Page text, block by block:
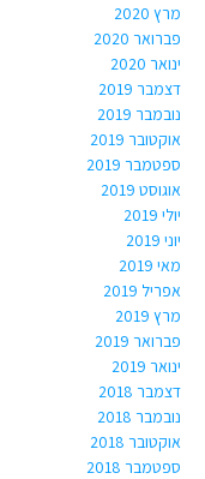
מרץ 2020
פברואר 2020
ינואר 2020
דצמבר 2019
נובמבר 2019
אוקטובר 2019
ספטמבר 2019
אוגוסט 2019
יולי 2019
יוני 2019
מאי 2019
אפריל 2019
מרץ 2019
פברואר 2019
ינואר 2019
דצמבר 2018
נובמבר 2018
אוקטובר 2018
ספטמבר 2018